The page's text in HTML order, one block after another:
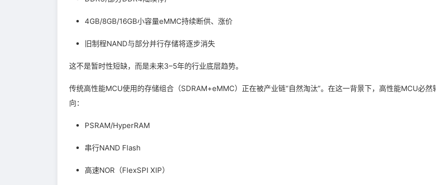
4GB/8GB/16GB小容量eMMC持续断供、涨价
旧制程NAND与部分并行存储将逐步消失
这不是暂时性短缺，而是未来3–5年的行业底层趋势。
传统高性能MCU使用的存储组合（SDRAM+eMMC）正在被产业链“自然淘汰”。在这一背景下，高性能MCU必然
向：
PSRAM/HyperRAM
串行NAND Flash
高速NOR（FlexSPI XIP）